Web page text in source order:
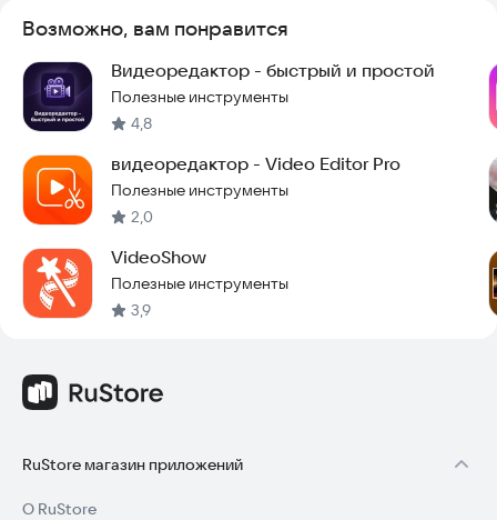
Возможно, вам понравится
Видеоредактор - быстрый и простой
Полезные инструменты
4,8
видеоредактор - Video Editor Pro
Полезные инструменты
2,0
VideoShow
Полезные инструменты
3,9
RuStore магазин приложений
О RuStore